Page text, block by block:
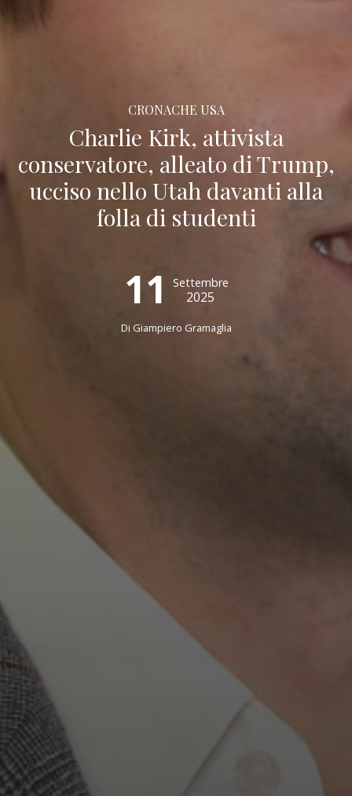
CRONACHE USA
Charlie Kirk, attivista
conservatore, alleato di Trump,
ucciso nello Utah davanti alla
folla di studenti
11 Settembre
2025
Di Giampiero Gramaglia